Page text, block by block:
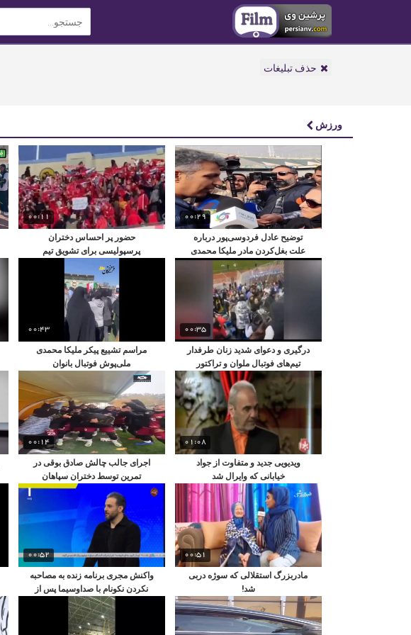
حذف تبلیغات
ورزش
00:29
توضیح عادل فردوسی‌پور درباره
علت بغل‌کردن مادر ملیکا محمدی
00:11
حضور پر احساس دختران
پرسپولیسی برای تشویق تیم
محبوبشان
00:35
درگیری و دعوای شدید زنان طرفدار
تیم‌های فوتبال ملوان و تراکتور
خبرساز شد
00:43
مراسم تشییع پیکر ملیکا محمدی
ملی‌پوش فوتبال بانوان
01:08
ویدیویی جدید و متفاوت از جواد
خیابانی که وایرال شد
00:14
اجرای جالب چالش صادق بوقی در
تمرین توسط دختران سپاهان
00:51
مادربزرگ استقلالی که سوژه دربی
شد!
00:52
واکنش مجری برنامه زنده به مصاحبه
نکردن نکونام با صداوسیما پس از
دربی